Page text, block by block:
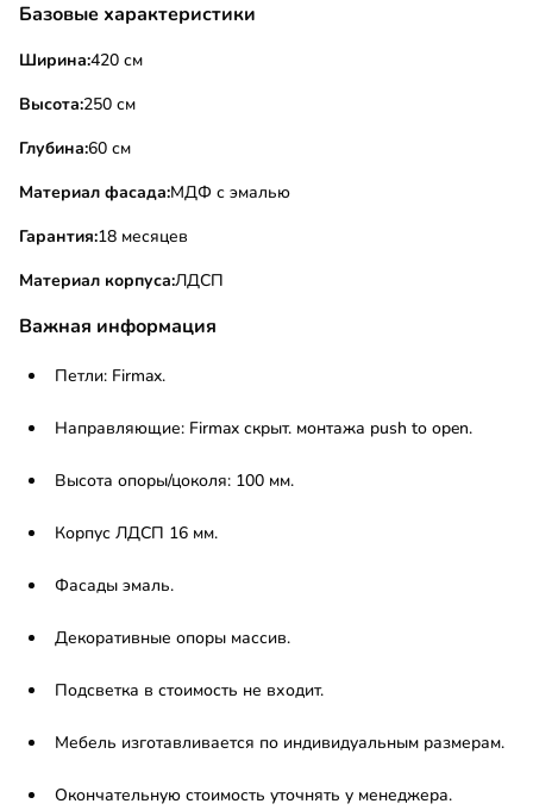
Базовые характеристики
Ширина:420 см
Высота:250 см
Глубина:60 см
Материал фасада:МДФ с эмалью
Гарантия:18 месяцев
Материал корпуса:ЛДСП
Важная информация
Петли: Firmax.
Направляющие: Firmax скрыт. монтажа push to open.
Высота опоры/цоколя: 100 мм.
Корпус ЛДСП 16 мм.
Фасады эмаль.
Декоративные опоры массив.
Подсветка в стоимость не входит.
Мебель изготавливается по индивидуальным размерам.
Окончательную стоимость уточнять у менеджера.